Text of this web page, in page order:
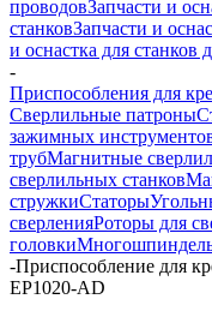
проводовЗапчасти и
станковЗапчасти и
и оснастка для станков
-
Приспособления для
Сверлильные патроны
зажимных
трубМагнитные
сверлильных станков
стружкиСтаторы
сверленияРоторы для
головки
-Приспособление для
EP1020-AD